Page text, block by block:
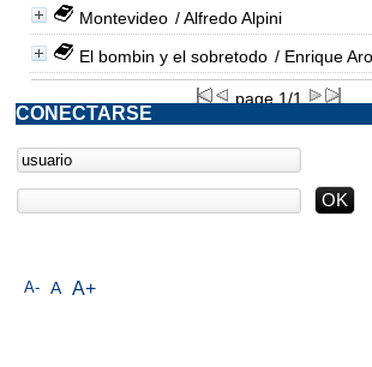
Montevideo / Alfredo Alpini
El bombin y el sobretodo / Enrique
page 1/1
A- A A+
CONECTARSE